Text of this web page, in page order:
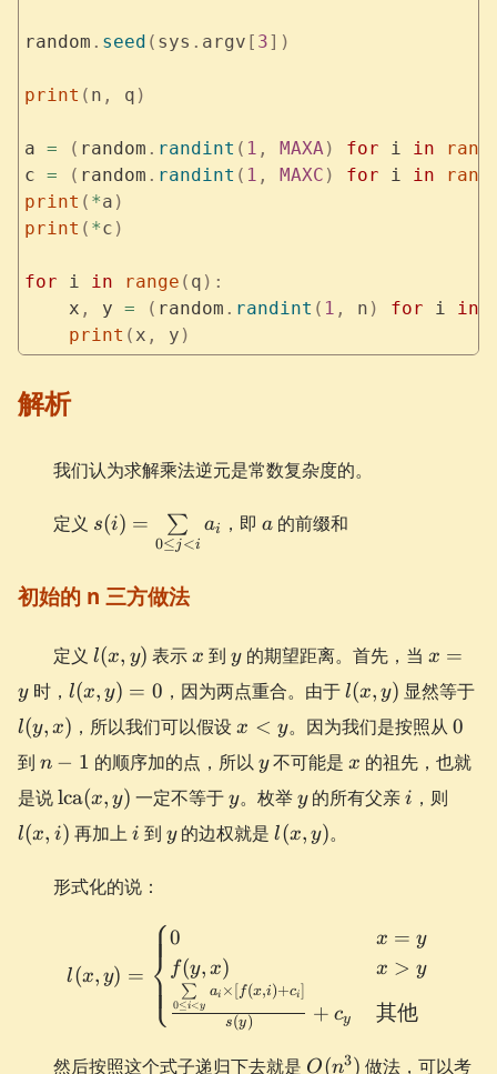
random . seed ( sys . argv [ 3])
print ( n , q )
a = ( random . randint ( 1 , MAXA ) for i in
c = ( random . randint ( 1 , MAXC ) for i in
print ( *a )
print ( *c )
for i in range ( q ):
    x
, y = ( random . randint ( 1 , n ) for i in
    print
( x , y )
解析
我们认为求解乘法逆元是常数复杂度的。
定义 s(i) =
\sum\limits_{0
s(i) =
0≤j <i
∑ ai ，即 a
a的前缀和
初始的 n 三方做法
定义 l(x,
y)
l(x, y) 表示x
x 到y
y的期望距离。首先，当 x
y
x =
y时， l(x,
y)
=
0
l(x, y) = 0 ，因为两点重合。由于 l(x,
y)
l(x, y) 显然等于
l(y, x) ，所以我们可以假设x
y
x < y。因为我们是按照从 0
0
到 n
1
n − 1 的顺序加的点，所以 y
y不可能是x
x 的祖先，也就
是说\operatorname{lca}
(x, y)
lca(x, y) 一定不等于y
y。枚举y
y的所有父亲i
i ，则
l(x, i) 再加上 i
i 到 y
y的边权就是l(x,
y)
l(x, y)。
形式化的说：
l(x, y) = \begin{cases}
l(x, y) = ⎩
⎨
⎧0
f(y, x)
s(y)
0≤i<y
∑ ai × f(x,i)+ci
+ cy
x = y
x > y
其他
然后按照这个式子递归下去就是 O(n^3)
O(n3) 做法，可以考